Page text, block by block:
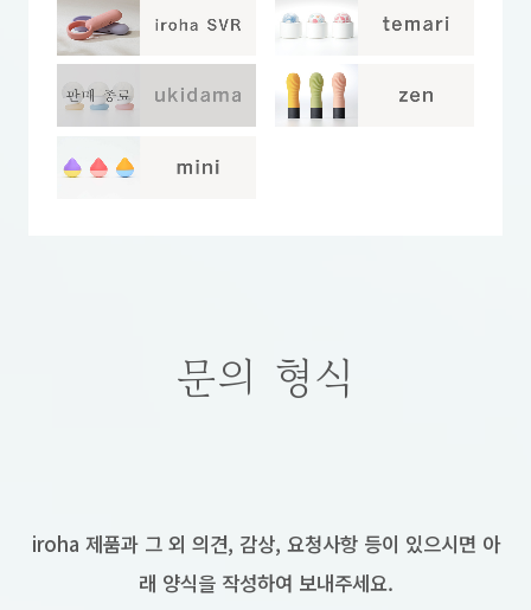
문의 형식
iroha 제품과 그 외 의견, 감상, 요청사항 등이 있으시면 아
래 양식을 작성하여 보내주세요.